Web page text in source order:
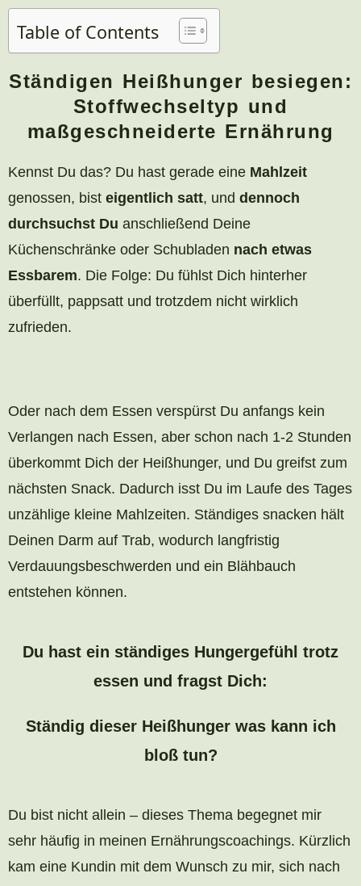
Table of Contents
Ständigen Heißhunger besiegen:
Stoffwechseltyp und
maßgeschneiderte Ernährung
Kennst Du das? Du hast gerade eine Mahlzeit
genossen, bist eigentlich satt, und dennoch
durchsuchst Du anschließend Deine
Küchenschränke oder Schubladen nach etwas
Essbarem. Die Folge: Du fühlst Dich hinterher
überfüllt, pappsatt und trotzdem nicht wirklich
zufrieden.
Oder nach dem Essen verspürst Du anfangs kein
Verlangen nach Essen, aber schon nach 1-2 Stunden
überkommt Dich der Heißhunger, und Du greifst zum
nächsten Snack. Dadurch isst Du im Laufe des Tages
unzählige kleine Mahlzeiten. Ständiges snacken hält
Deinen Darm auf Trab, wodurch langfristig
Verdauungsbeschwerden und ein Blähbauch
entstehen können.
Du hast ein ständiges Hungergefühl trotz
essen und fragst Dich:
Ständig dieser Heißhunger was kann ich
bloß tun?
Du bist nicht allein – dieses Thema begegnet mir
sehr häufig in meinen Ernährungscoachings. Kürzlich
kam eine Kundin mit dem Wunsch zu mir, sich nach